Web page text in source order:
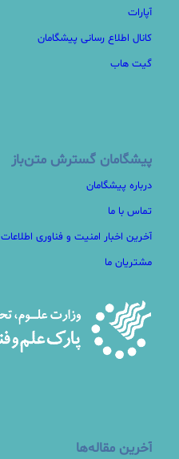
آپارات
کانال اطلاع رسانی پیشگامان
گیت هاب
پیشگامان گسترش متن‌باز
درباره پیشگامان
تماس با ما
آخرین اخبار امنیت و فناوری اطلاعات
مشتریان ما
آخرین مقاله‌ها